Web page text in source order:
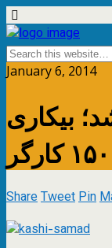
January 6, 2014
بیکاری
۱۵۰ کارگر
ShareTweetPin